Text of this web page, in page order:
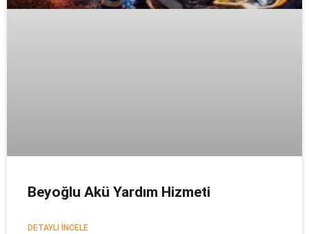
Beyoğlu Akü Yardım Hizmeti
DETAYLI İNCELE